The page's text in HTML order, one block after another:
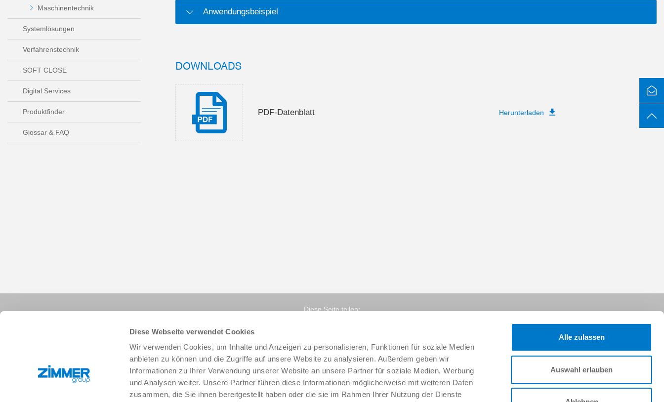
Diese Webseite verwendet Cookies
Wir verwenden Cookies, um Inhalte und Anzeigen zu personalisieren, Funktionen für soziale Medien
anbieten zu können und die Zugriffe auf unsere Website zu analysieren. Außerdem geben wir
Informationen zu Ihrer Verwendung unserer Website an unsere Partner für soziale Medien, Werbung
und Analysen weiter. Unsere Partner führen diese Informationen möglicherweise mit weiteren Daten
zusammen, die Sie ihnen bereitgestellt haben oder die sie im Rahmen Ihrer Nutzung der Dienste
Alle zulassen
Auswahl erlauben
Maschinentechnik
Systemlösungen
Verfahrenstechnik
SOFT CLOSE
Digital Services
Produktfinder
Glossar & FAQ
Anwendungsbeispiel
DOWNLOADS
PDF-Datenblatt Herunterladen
Diese Seite teilen:
+49 78 44 9139-0 info.de@zimmer-group.com Folgen Sie uns: